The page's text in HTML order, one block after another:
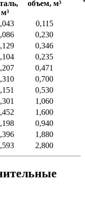
м³
объем, м³
0,115
0,230
0,346
0,235
0,471
0,700
0,530
1,060
1,600
0,940
1,880
2,800